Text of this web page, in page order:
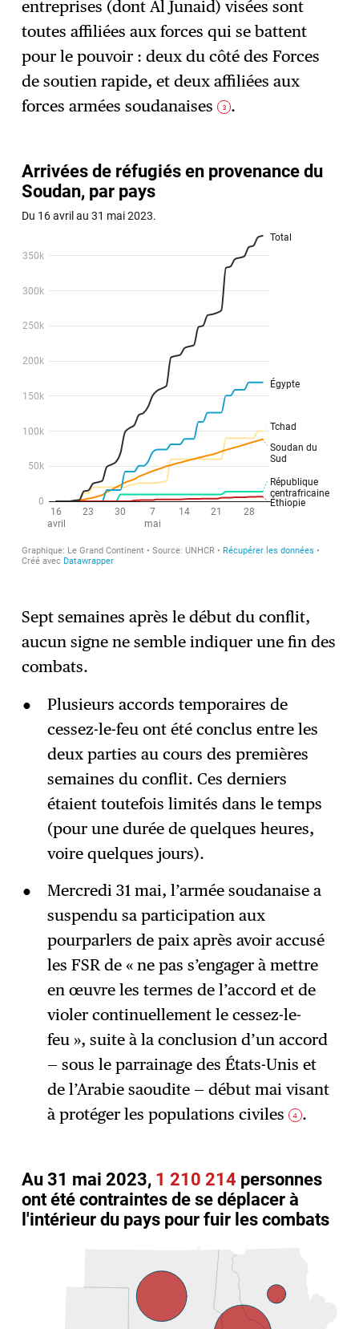
entreprises (dont Al Junaid) visées sont
toutes affiliées aux forces qui se battent
pour le pouvoir : deux du côté des Forces
de soutien rapide, et deux affiliées aux
forces armées soudanaises 3 .
Sept semaines après le début du conflit,
aucun signe ne semble indiquer une fin des
combats.
Plusieurs accords temporaires de
cessez-le-feu ont été conclus entre les
deux parties au cours des premières
semaines du conflit. Ces derniers
étaient toutefois limités dans le temps
(pour une durée de quelques heures,
voire quelques jours).
Mercredi 31 mai, l’armée soudanaise a
suspendu sa participation aux
pourparlers de paix après avoir accusé
les FSR de « ne pas s’engager à mettre
en œuvre les termes de l’accord et de
violer continuellement le cessez-le-
feu », suite à la conclusion d’un accord
— sous le parrainage des États-Unis et
de l’Arabie saoudite — début mai visant
à protéger les populations civiles
4 .